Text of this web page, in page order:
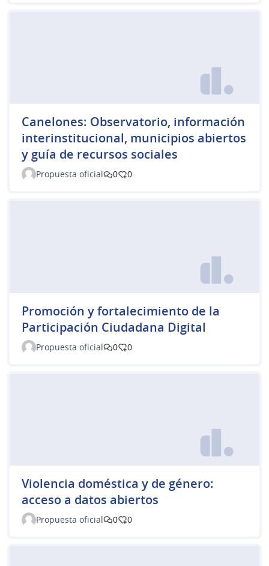
Canelones: Observatorio, información
interinstitucional, municipios abiertos
y guía de recursos sociales
Propuesta oficial 0 0
Promoción y fortalecimiento de la
Participación Ciudadana Digital
Propuesta oficial 0 0
Violencia doméstica y de género:
acceso a datos abiertos
Propuesta oficial 0 0